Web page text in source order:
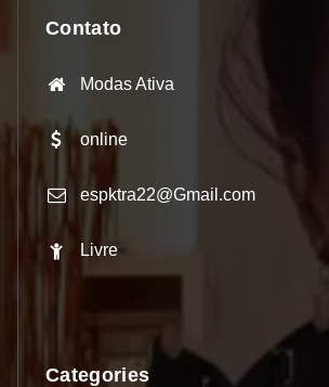
Contato
Modas Ativa
online
espktra22@Gmail.com
Livre
Categories